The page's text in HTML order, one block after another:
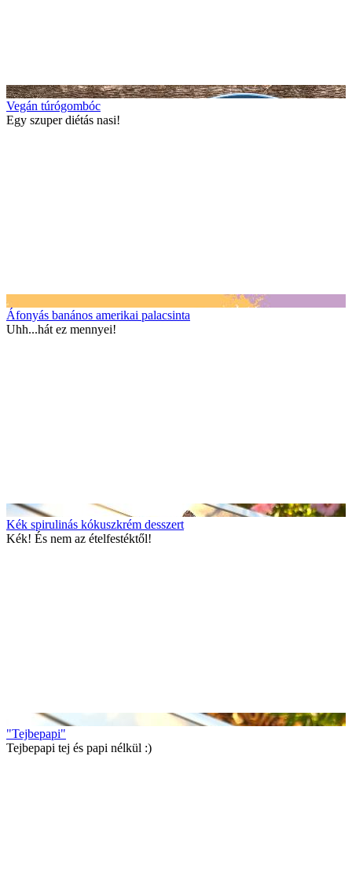
Vegán túrógombóc
Egy szuper diétás nasi!
Áfonyás banános amerikai palacsinta
Uhh...hát ez mennyei!
Kék spirulinás kókuszkrém desszert
Kék! És nem az ételfestéktől!
"Tejbepapi"
Tejbepapi tej és papi nélkül :)